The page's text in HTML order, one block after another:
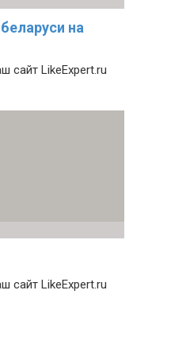
на
сайт LikeExpert.ru
сайт LikeExpert.ru